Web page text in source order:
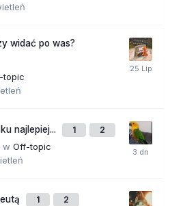
widać po was?
topic
najlepiej... 1 2
w Off-topic
1 2